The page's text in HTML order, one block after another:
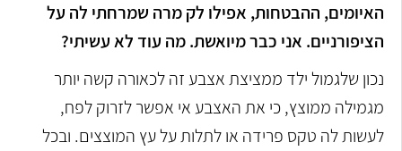
האיומים, ההבטחות, אפילו לק מרה שמרחתי לה על
הציפורניים. אני כבר מיואשת. מה עוד לא עשיתי?
נכון שלגמול ילד ממציצת אצבע זה לכאורה קשה יותר
מגמילה ממוצץ, כי את האצבע אי אפשר לזרוק לפח,
לעשות לה טקס פרידה או לתלות על עץ המוצצים. ובכל